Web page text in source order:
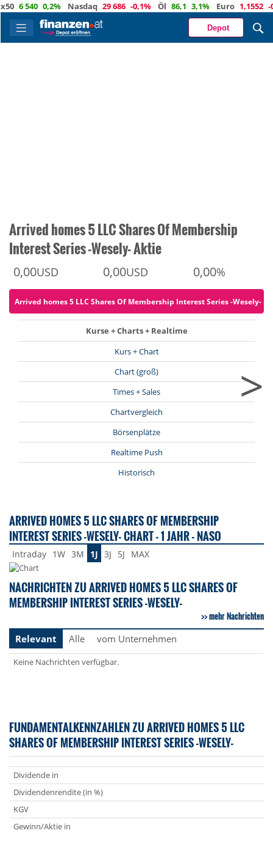
6 540 0,2% Nasdaq 29 686 -0,1% Öl 86,1 3,1% Euro 1,1552 -0,1%
Depot
Arrived homes 5 LLC Shares Of Membership
Interest Series -Wesely- Aktie
0,00USD 0,00USD 0,00%
Arrived homes 5 LLC Shares Of Membership Interest Series -Wesely-
Kurse + Charts + Realtime
Kurs + Chart
Chart (groß)
Times + Sales
Chartvergleich
Börsenplätze
Realtime Push
Historisch
>
ARRIVED HOMES 5 LLC SHARES OF MEMBERSHIP
INTEREST SERIES -WESELY- CHART - 1 JAHR - NASO
Intraday 1W 3M 1J 3J 5J MAX
NACHRICHTEN ZU ARRIVED HOMES 5 LLC SHARES OF
MEMBERSHIP INTEREST SERIES -WESELY-
mehr Nachrichten
Relevant
Alle vom Unternehmen
Keine Nachrichten verfügbar.
FUNDAMENTALKENNZAHLEN ZU ARRIVED HOMES 5 LLC
SHARES OF MEMBERSHIP INTEREST SERIES -WESELY-
Dividende in
Dividendenrendite (in %)
KGV
Gewinn/Aktie in